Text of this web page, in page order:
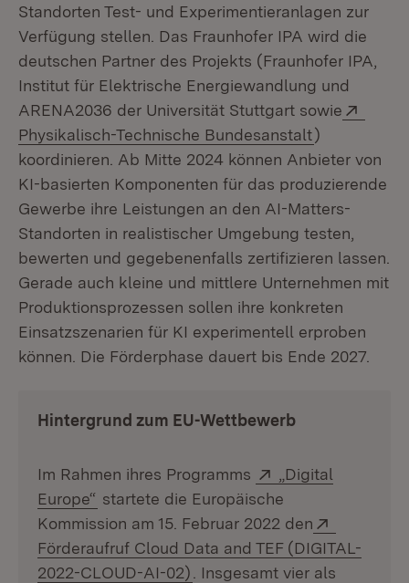
Standorten Test- und Experimentieranlagen zur
Verfügung stellen. Das Fraunhofer IPA wird die
deutschen Partner des Projekts (Fraunhofer IPA,
Institut für Elektrische Energiewandlung und
ARENA2036 der Universität Stuttgart sowie
Physikalisch-Technische Bundesanstalt(Öffnet in
)
koordinieren. Ab Mitte 2024 können Anbieter von
KI-basierten Komponenten für das produzierende
Gewerbe ihre Leistungen an den AI-Matters-
Standorten in realistischer Umgebung testen,
bewerten und gegebenenfalls zertifizieren lassen.
Gerade auch kleine und mittlere Unternehmen mit
Produktionsprozessen sollen ihre konkreten
Einsatzszenarien für KI experimentell erproben
können. Die Förderphase dauert bis Ende 2027.
Hintergrund zum EU-Wettbewerb
Im Rahmen ihres Programms Extern:
„Digital
Europe“ (Öffnet in neuem Fenster)
startete die Europäische
Kommission am 15. Februar 2022 den
Förderaufruf Cloud Data and TEF (DIGITAL-
2022-CLOUD-AI-02) (Öffnet in neuem Fenster)
. Insgesamt vier als